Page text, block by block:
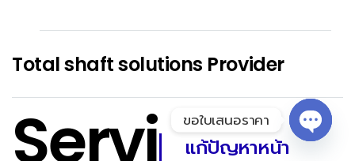
Total shaft solutions Provider
Servi แก้ปัญหาหน้า
ขอใบเสนอราคา